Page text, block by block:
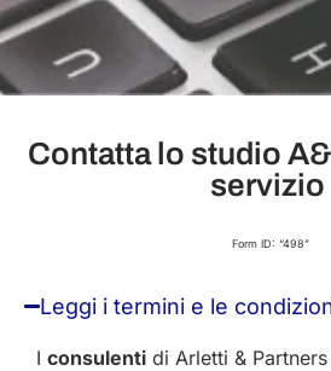
Contatta lo studio
servizio ​
Form ID: “498”
Leggi i termini e le
I consulenti di Arletti &